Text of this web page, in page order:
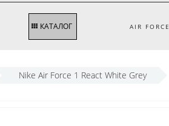
КАТАЛОГ AIR FORCE
Nike Air Force 1 React White Grey